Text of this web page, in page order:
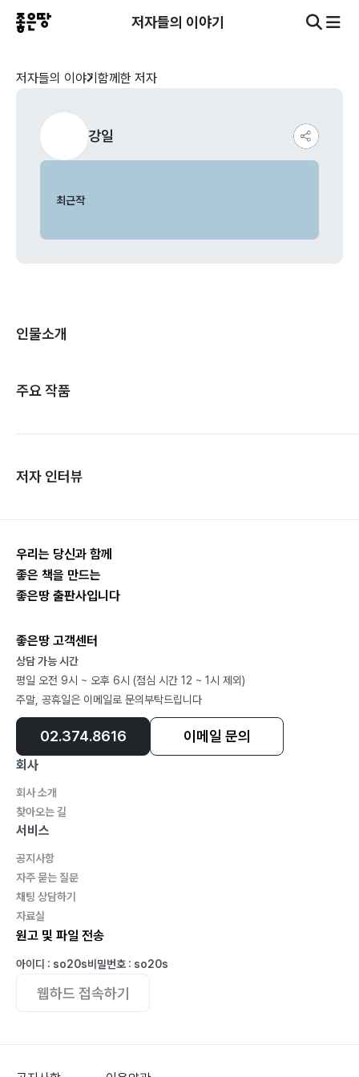
저자들의 이야기
저자들의 이야기 함께한 저자
강일
최근작
인물소개
주요 작품
저자 인터뷰
우리는 당신과 함께
좋은 책을 만드는
좋은땅 출판사입니다
좋은땅 고객센터
상담 가능 시간
평일 오전 9시 ~ 오후 6시 (점심 시간 12 ~ 1시 제외)
주말, 공휴일은 이메일로 문의부탁드립니다
02.374.8616 이메일 문의
회사
회사 소개
찾아오는 길
서비스
공지사항
자주 묻는 질문
채팅 상담하기
자료실
원고 및 파일 전송
아이디 : so20s비밀번호 : so20s
웹하드 접속하기